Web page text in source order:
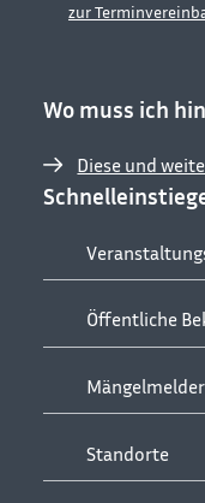
zur
Wo muss ich
Diese und
Öffentliche
Mängelmelder
Standorte